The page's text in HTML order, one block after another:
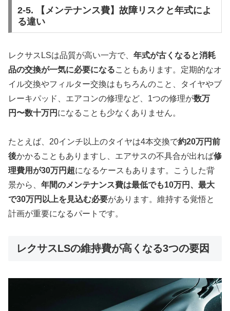
2-5. 【メンテナンス費】故障リスクと年式によ
る違い
レクサスLSは品質が高い一方で、 年式が古くなると消耗
品の交換が一気に必要になることもあります。定期的なオ
イル交換やフィルター交換はもちろんのこと、タイヤやブ
レーキパッド、エアコンの修理など、1つの修理が数万
円〜数十万円 になることも少なくありません。
たとえば、20インチ以上のタイヤは4本交換で約20万円前
後かかることもありますし、エアサスの不具合が出れば修
理費用が30万円超になるケースもあります。こうした背
景から、 年間のメンテナンス費は最低でも10万円、最大
で30万円以上を見込む必要があります。維持する覚悟と
計画が重要になるパートです。
レクサスLSの維持費が高くなる3つの要因